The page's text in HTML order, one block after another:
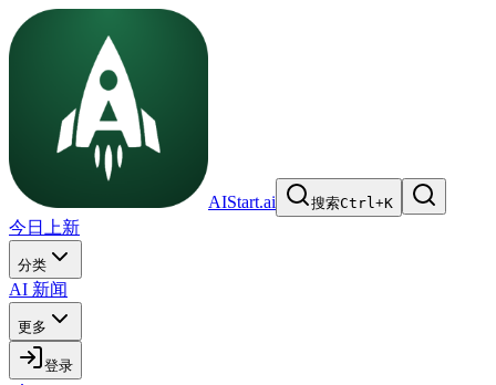
AIStart.ai 搜索Ctrl+K
今日上新
分类
AI 新闻
更多
登录